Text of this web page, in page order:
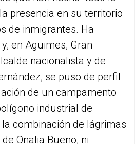
presencia en su territorio
de inmigrantes. Ha
en Agüimes, Gran
nacionalista y de
se puso de perfil
de un campamento
industrial de
combinación de lágrimas
Onalia Bueno, ni